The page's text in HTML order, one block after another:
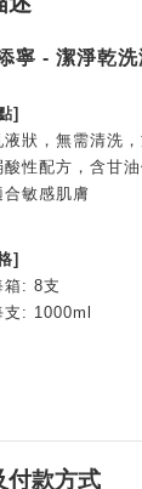
寧 - 潔淨乾
]
液狀，無需清洗
酸性配方，含甘
合敏感肌膚
]
箱: 8支
支: 1000ml
付款方式